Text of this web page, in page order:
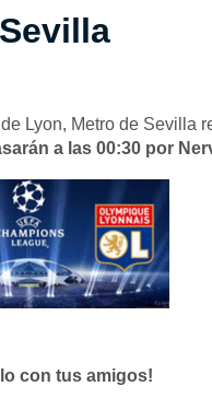
Lyon, Metro de Sevilla
a las 00:30 por
con tus amigos!